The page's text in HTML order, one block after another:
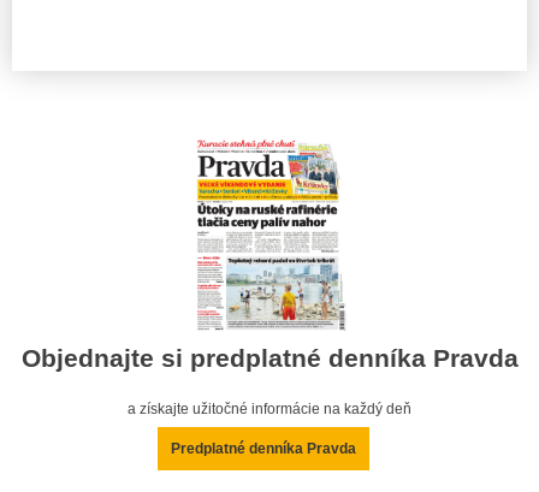
Objednajte si predplatné denníka Pravda
a získajte užitočné informácie na každý deň
Predplatné denníka Pravda